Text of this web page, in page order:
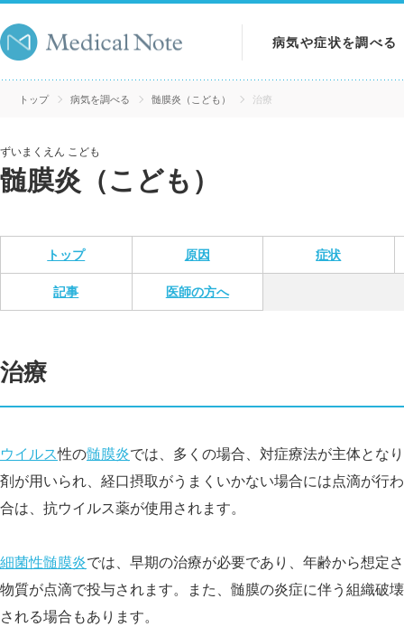
病気や症状を調べる
病気を調べる
トップ 病気を調べる 髄膜炎（こども） 治療
ずいまくえん こども
髄膜炎（こども）
トップ 原因 症状
記事 医師の方へ
治療
ウイルス性の髄膜炎では、多くの場合、対症療法が主体とな
剤が用いられ、経口摂取がうまくいかない場合には点滴が行
合は、抗ウイルス薬が使用されます。
細菌性髄膜炎では、早期の治療が必要であり、年齢から想定
物質が点滴で投与されます。また、髄膜の炎症に伴う組織破
される場合もあります。